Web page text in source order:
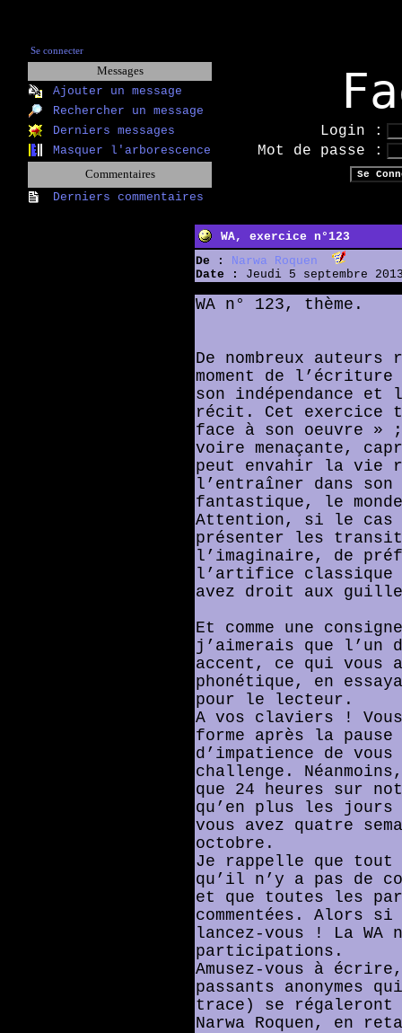
Se connecter
Messages
Ajouter un message
Rechercher un message
Derniers messages
Login :
Masquer l'arborescence Mot de passe :
Commentaires
Derniers commentaires
WA, exercice n°123
De :
Narwa Roquen
Date :
Jeudi 5 septembre
WA n° 123, thème.
De nombreux
moment de
son indépendance
récit. Cet exercice
face à son oeuvre
voire menaçante,
peut envahir la vie
l’entraîner dans son
fantastique, le
Attention, si le cas
présenter les
l’imaginaire, de
l’artifice classique
avez droit aux
Et comme une
j’aimerais que l’un
accent, ce qui vous
phonétique, en
pour le lecteur.
A vos claviers !
forme après la
d’impatience de vous
challenge.
que 24 heures sur
qu’en plus les jours
vous avez quatre
octobre.
Je rappelle que
qu’il n’y a pas de
et que toutes les
commentées. Alors
lancez-vous ! La WA
participations.
Amusez-vous à
passants anonymes
trace) se
Narwa Roquen, en